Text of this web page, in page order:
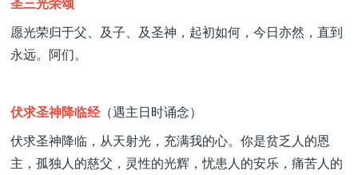
愿光荣归于父、及子、及圣神，起初如何，今日亦然，直到
永远。阿们。
伏求圣神降临经（遇主日时诵念）
伏求圣神降临，从天射光，充满我的心。你是贫乏人的恩
主，孤独人的慈父，灵性的光辉，忧患人的安乐，痛苦人的